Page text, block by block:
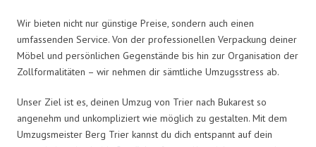
Wir bieten nicht nur günstige Preise, sondern auch einen
umfassenden Service. Von der professionellen Verpackung deiner
Möbel und persönlichen Gegenstände bis hin zur Organisation der
Zollformalitäten – wir nehmen dir sämtliche Umzugsstress ab.
Unser Ziel ist es, deinen Umzug von Trier nach Bukarest so
angenehm und unkompliziert wie möglich zu gestalten. Mit dem
Umzugsmeister Berg Trier kannst du dich entspannt auf dein